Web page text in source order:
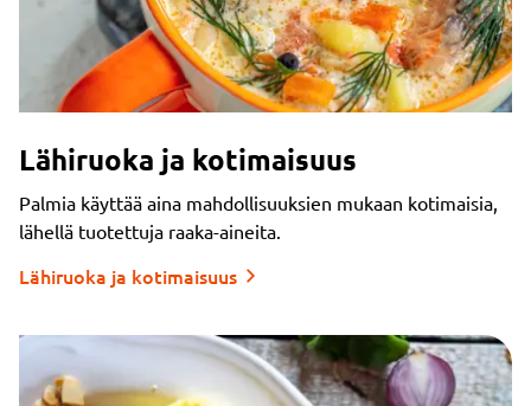
Lähiruoka ja kotimaisuus
Palmia käyttää aina mahdollisuuksien mukaan kotimaisia,
lähellä tuotettuja raaka-aineita.
Lähiruoka ja kotimaisuus